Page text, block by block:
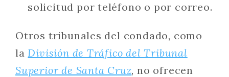
solicitud por teléfono o por correo.
Otros tribunales del condado, como
la División de Tráfico del Tribunal
Superior de Santa Cruz, no ofrecen